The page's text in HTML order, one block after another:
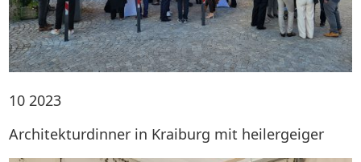
10 2023
Architekturdinner in Kraiburg mit heilergeiger